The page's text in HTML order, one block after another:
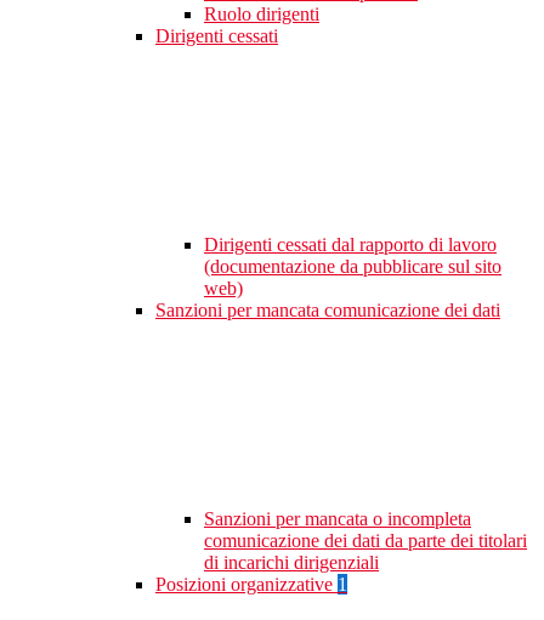
Ruolo dirigenti
Dirigenti cessati
Dirigenti cessati dal rapporto di lavoro
(documentazione da pubblicare sul sito
web)
Sanzioni per mancata comunicazione dei dati
Sanzioni per mancata o incompleta
comunicazione dei dati da parte dei titolari
di incarichi dirigenziali
Posizioni organizzative 1